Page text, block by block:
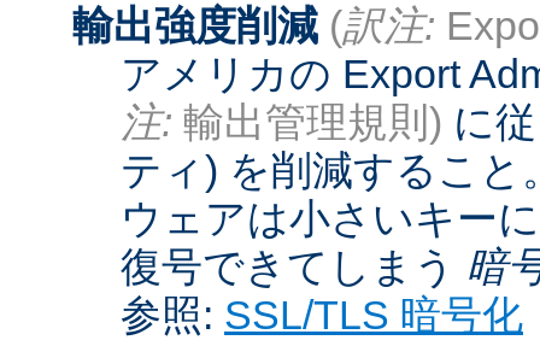
輸出強度削減 (訳注:
アメリカの Export
注: 輸出管理規則) に
ティ) を削減すること
ウェアは小さいキー
復号できてしまう 暗
参照: SSL/TLS 暗号化